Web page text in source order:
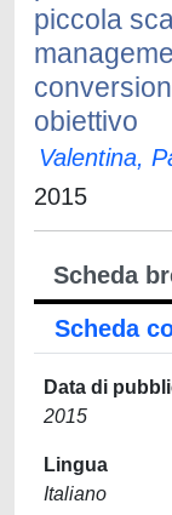
piccola
obiettivo
Valentina,
2015
Scheda
Scheda
Data di
2015
Lingua
Italiano